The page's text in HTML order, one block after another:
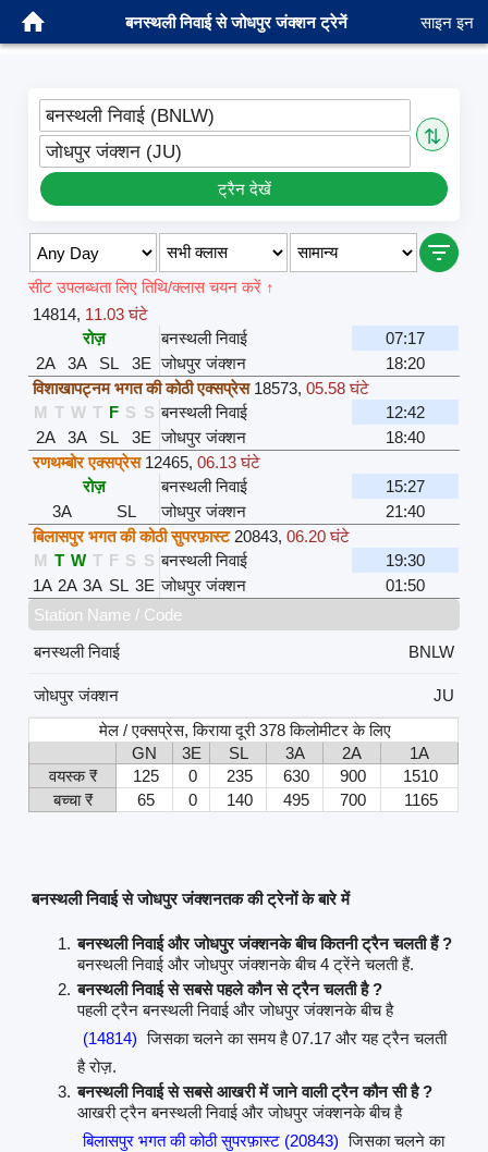
बनस्थली निवाई से जोधपुर जंक्शन ट्रेनें साइन इन
बनस्थली निवाई (BNLW)
⇅
जोधपुर जंक्शन (JU)
ट्रैन देखें
सीट उपलब्धता लिए तिथि/क्लास चयन करें ↑
14814, 11.03 घंटे
रोज़
बनस्थली निवाई
07:17
2A
3A SL 3E जोधपुर जंक्शन
18:20
विशाखापट्नम भगत की कोठी एक्सप्रेस 18573,05.58 घंटे
M T W T F S S बनस्थली निवाई
12:42
2A
3A SL 3E जोधपुर जंक्शन
18:40
रणथम्बोर एक्सप्रेस 12465,06.13 घंटे
रोज़
बनस्थली निवाई
15:27
3A
SL जोधपुर जंक्शन
21:40
बिलासपुर भगत की कोठी सुपरफ़ास्ट 20843,06.20 घंटे
M T W T F S S बनस्थली निवाई
19:30
1A 2A 3A SL 3E जोधपुर जंक्शन
01:50
Station Name / Code
बनस्थली निवाई
BNLW
जोधपुर जंक्शन
JU
मेल / एक्सप्रेस, किराया दूरी 378 किलोमीटर के लिए
GN
3E SL 3A 2A
1A
वयस्क ₹
125 0 235 630 900
1510
बच्चा ₹
65 0 140 495 700 1165
बनस्थली निवाई से जोधपुर जंक्शनतक की ट्रेनों के बारे में
बनस्थली निवाई और जोधपुर जंक्शनके बीच कितनी ट्रैन चलती हैं ?
बनस्थली निवाई और जोधपुर जंक्शनके बीच 4 ट्रेंने चलती हैं.
बनस्थली निवाई से सबसे पहले कौन से ट्रैन चलती है ?
पहली ट्रैन बनस्थली निवाई और जोधपुर जंक्शनके बीच है
(14814) जिसका चलने का समय है 07.17 और यह ट्रैन चलती
है रोज़.
बनस्थली निवाई से सबसे आखरी में जाने वाली ट्रैन कौन सी है ?
आखरी ट्रैन बनस्थली निवाई और जोधपुर जंक्शनके बीच है
बिलासपुर भगत की कोठी सुपरफ़ास्ट (20843) जिसका चलने का